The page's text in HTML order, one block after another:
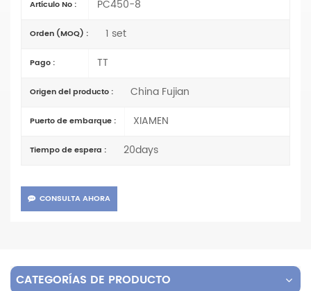
Artículo No : PC450-8
Orden (MOQ) : 1 set
Pago : TT
Origen del producto : China Fujian
Puerto de embarque : XIAMEN
Tiempo de espera : 20days
CONSULTA AHORA
CATEGORÍAS DE PRODUCTO